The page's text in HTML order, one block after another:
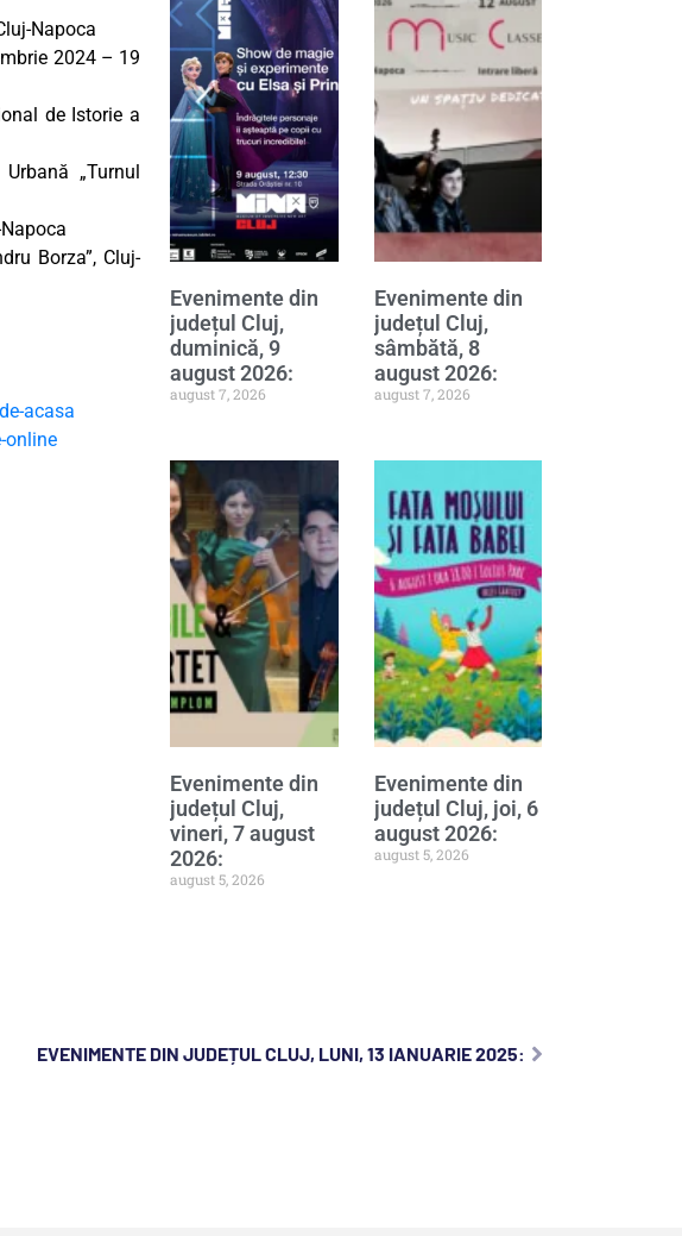
Napoca
2024 – 19
de Istorie a
„Turnul
Borza”, Cluj-
acasa
online
Evenimente din
județul Cluj,
duminică, 9
august 2026:
august 7, 2026
Evenimente din
județul Cluj,
sâmbătă, 8
august 2026:
august 7, 2026
Evenimente din
județul Cluj,
vineri, 7 august
2026:
august 5, 2026
Evenimente din
județul Cluj, joi, 6
august 2026:
august 5, 2026
EVENIMENTE DIN JUDEȚUL CLUJ, LUNI, 13 IANUARIE 2025: